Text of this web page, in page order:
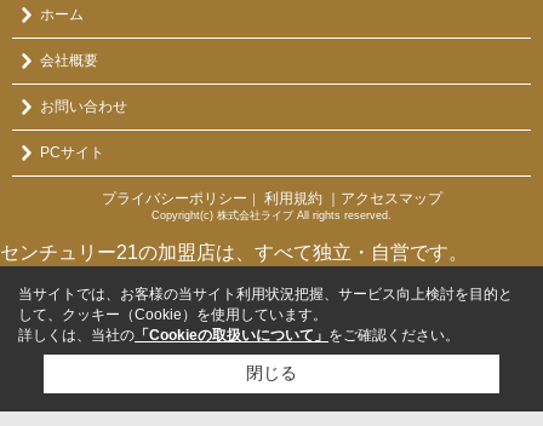
ホーム
会社概要
お問い合わせ
PCサイト
プライバシーポリシー ｜ 利用規約 ｜アクセスマップ
Copyright(c) 株式会社ライブ All rights reserved.
センチュリー21の加盟店は、すべて独立・自営です。
当サイトでは、お客様の当サイト利用状況把握、サービス向上検討を目的と
して、クッキー（Cookie）を使用しています。
詳しくは、当社の 「Cookieの取扱いについて」 をご確認ください。
閉じる